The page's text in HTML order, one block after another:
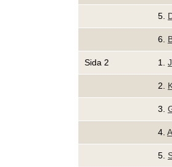
5.
6.
Sida 2 1.
2.
3.
4.
5.